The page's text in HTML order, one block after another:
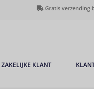
Gratis verzending
ZAKELIJKE KLANT